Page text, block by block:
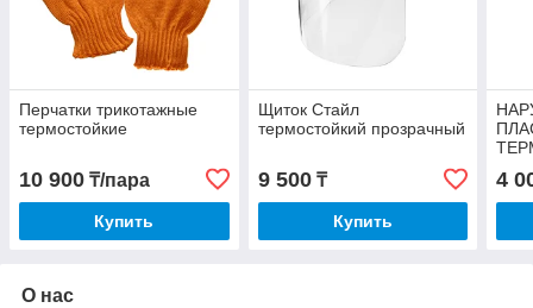
Перчатки трикотажные
термостойкие
10 900 ₸/пара
Купить
Щиток Стайл
термостойкий прозрачный
9 500₸
Купить
4
О нас